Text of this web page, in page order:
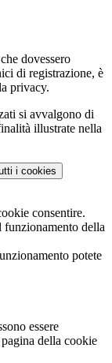
dovessero
di registrazione, è
privacy.
si avvalgono di
illustrate nella
i cookies
consentire.
funzionamento della
potete
essere
della cookie